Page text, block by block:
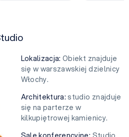
Lokalizacja: Obiekt znajduje
się w warszawskiej dzielnicy
Włochy.
Architektura: studio znajduje
się na parterze w
kilkupiętrowej kamienicy.